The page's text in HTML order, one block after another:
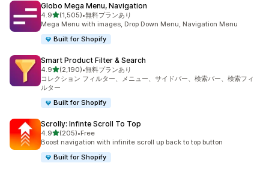
Globo Mega Menu, Navigation
4.95つ星中
(1,505)
合計レビュー数：1505件
•無料プランあり
Mega Menu with images, Drop Down Menu, Navigation Menu
Built for Shopify
Smart Product Filter & Search
4.95つ星中
(2,190)
合計レビュー数：2190件
•無料プランあり
コレクション フィルター、メニュー、サイドバー、検索バー、検索フィ
ルター
Built for Shopify
Scrolly: Infinte Scroll To Top
4.95つ星中
(205)
合計レビュー数：205件
•Free
Boost navigation with infinite scroll up back to top button
Built for Shopify